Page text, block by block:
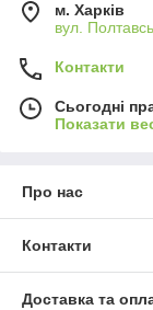
м. Харків
вул.
Контакти
Сьогодні
Показати
Про нас
Контакти
Доставка та